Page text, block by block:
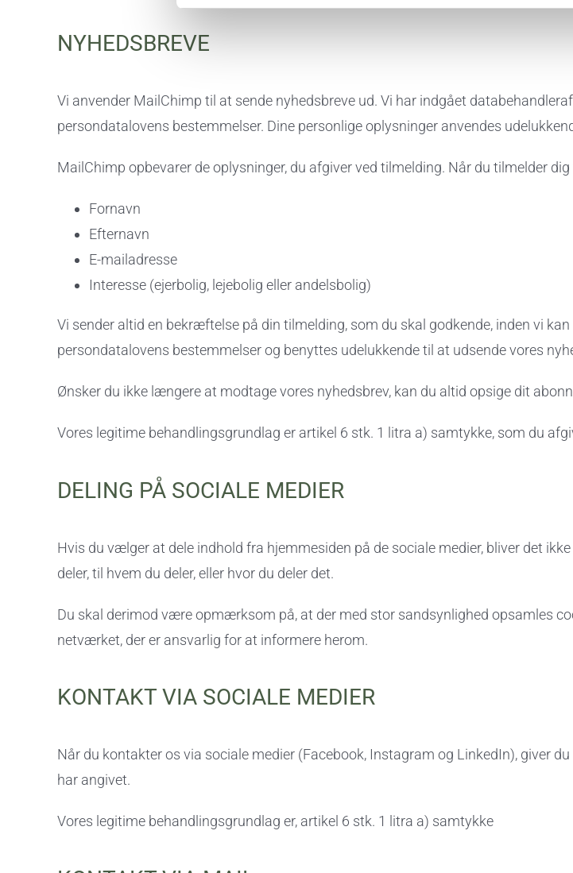
NYHEDSBREVE
Vi anvender MailChimp til at sende nyhedsbreve ud. Vi har indgået
persondatalovens bestemmelser. Dine personlige oplysninger anvendes
MailChimp opbevarer de oplysninger, du afgiver ved tilmelding. Når du tilmelder
Fornavn
Efternavn
E-mailadresse
Interesse (ejerbolig, lejebolig eller andelsbolig)
Vi sender altid en bekræftelse på din tilmelding, som du skal godkende, inden vi
persondatalovens bestemmelser og benyttes udelukkende til at udsende vores
Ønsker du ikke længere at modtage vores nyhedsbrev, kan du altid opsige dit
Vores legitime behandlingsgrundlag er artikel 6 stk. 1 litra a) samtykke, som du
DELING PÅ SOCIALE MEDIER
Hvis du vælger at dele indhold fra hjemmesiden på de sociale medier, bliver det
deler, til hvem du deler, eller hvor du deler det.
Du skal derimod være opmærksom på, at der med stor sandsynlighed opsamles
netværket, der er ansvarlig for at informere herom.
KONTAKT VIA SOCIALE MEDIER
Når du kontakter os via sociale medier (Facebook, Instagram og LinkedIn), giver
har angivet.
Vores legitime behandlingsgrundlag er, artikel 6 stk. 1 litra a) samtykke